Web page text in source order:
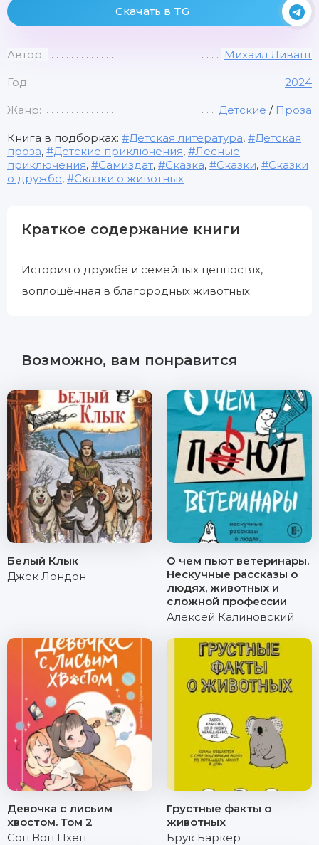
Скачать в TG
Автор: Михаил Ливант
Год: 2024
Жанр: Детские / Проза
Книга в подборках: Детская литература,
Детская
проза, Детские приключения,
Лесные
приключения, Самиздат, Сказка, Сказки,
Сказки
о дружбе, Сказки о животных
Краткое содержание книги
История о дружбе и семейных ценностях,
воплощённая в благородных животных.
Возможно, вам понравится
Белый Клык
Джек Лондон
О чем пьют ветеринары.
Нескучные рассказы о
людях, животных и
сложной профессии
Алексей Калиновский
Девочка с лисьим
хвостом. Том 2
Сон Вон Пхён
Грустные факты о
животных
Брук Баркер